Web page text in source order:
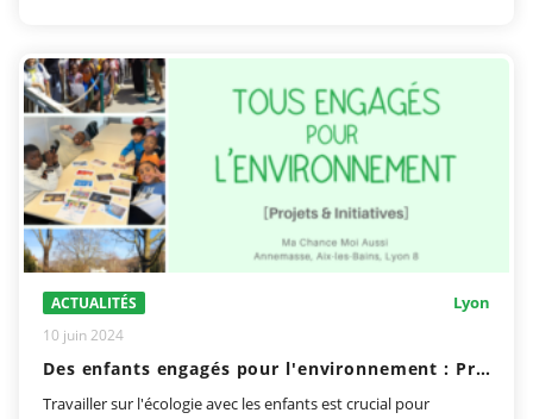
ACTUALITÉS Lyon
10 juin 2024
Des enfants engagés pour l'environnement : Projets et Initiatives à Aix-les-Bains, Annemasse et Lyon
Travailler sur l'écologie avec les enfants est crucial pour